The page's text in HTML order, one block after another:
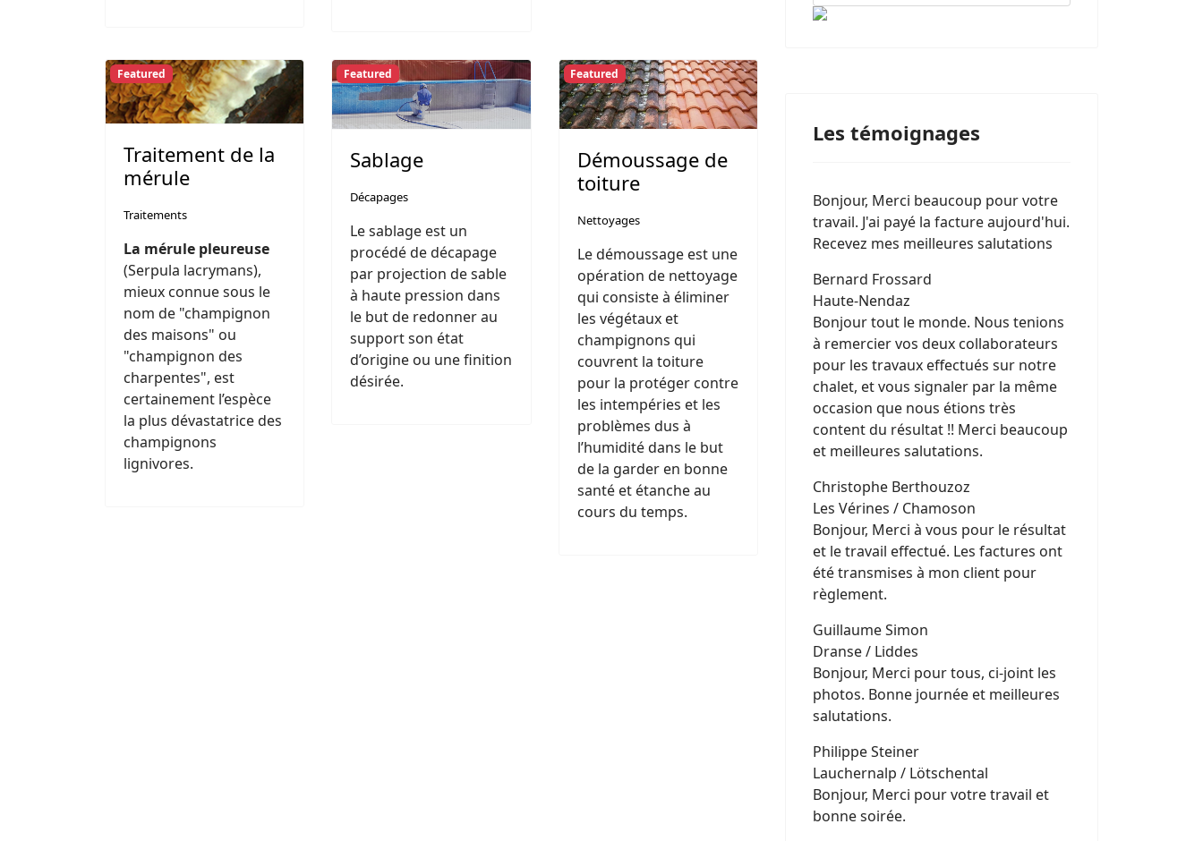
Featured
Traitement de la
mérule
Traitements
La mérule pleureuse
(Serpula lacrymans),
mieux connue sous le
nom de "champignon
des maisons" ou
"champignon des
charpentes", est
certainement l’espèce
la plus dévastatrice des
champignons
lignivores.
Featured
Sablage
Décapages
Le sablage est un
procédé de décapage
par projection de sable
à haute pression dans
le but de redonner au
support son état
d’origine ou une finition
désirée.
Featured
Démoussage de
toiture
Nettoyages
Le démoussage est une
opération de nettoyage
qui consiste à éliminer
les végétaux et
champignons qui
couvrent la toiture
pour la protéger contre
les intempéries et les
problèmes dus à
l’humidité dans le but
de la garder en bonne
santé et étanche au
cours du temps.
Les témoignages
Bonjour, Merci beaucoup pour votre
travail. J'ai payé la facture aujourd'hui.
Recevez mes meilleures salutations
Bernard Frossard
Haute-Nendaz
Bonjour tout le monde. Nous tenions
à remercier vos deux collaborateurs
pour les travaux effectués sur notre
chalet, et vous signaler par la même
occasion que nous étions très
content du résultat !! Merci beaucoup
et meilleures salutations.
Christophe Berthouzoz
Les Vérines / Chamoson
Bonjour, Merci à vous pour le résultat
et le travail effectué. Les factures ont
été transmises à mon client pour
règlement.
Guillaume Simon
Dranse / Liddes
Bonjour, Merci pour tous, ci-joint les
photos. Bonne journée et meilleures
salutations.
Philippe Steiner
Lauchernalp / Lötschental
Bonjour, Merci pour votre travail et
bonne soirée.